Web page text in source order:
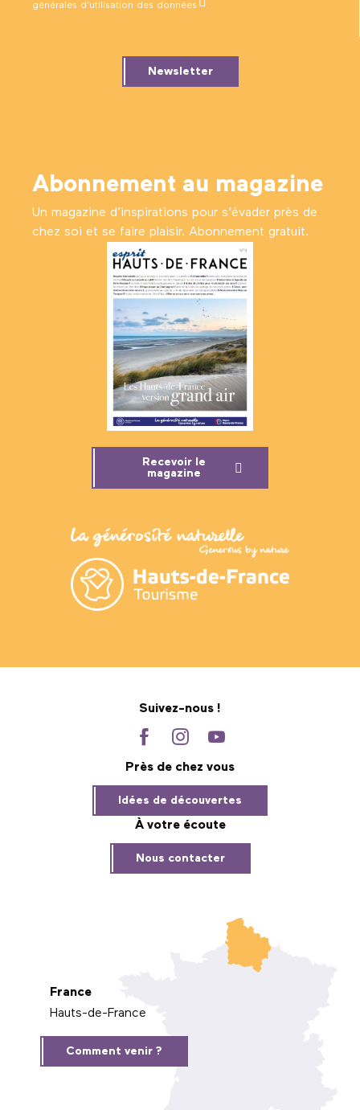
générales d’utilisation des données .
Newsletter
Abonnement au magazine
Un magazine d’inspirations pour s'évader près de
chez soi et se faire plaisir. Abonnement gratuit.
Recevoir le
magazine
Suivez-nous !
Près de chez vous
Idées de découvertes
À votre écoute
Nous contacter
France
Hauts-de-France
Comment venir ?